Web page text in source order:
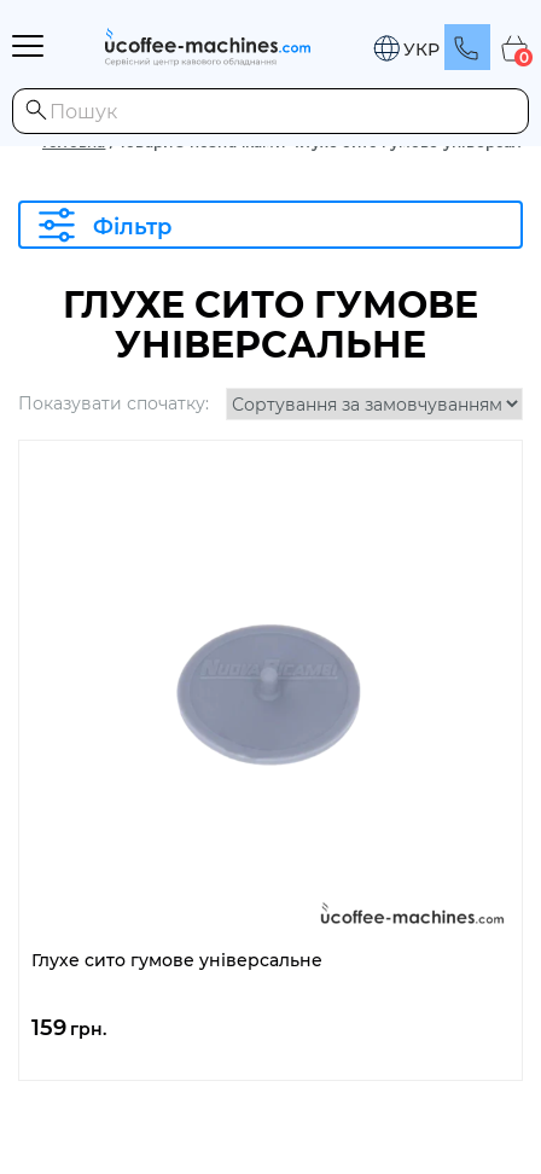
УКР 0
Головна / Товари з позначками “Глухе сито гумове
Фільтр
ГЛУХЕ СИТО ГУМОВЕ
УНІВЕРСАЛЬНЕ
Показувати спочатку:
Глухе сито гумове універсальне
159 грн.